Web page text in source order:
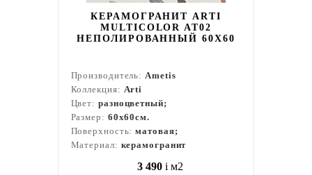
КЕРАМОГРАНИТ ARTI
MULTICOLOR AT02
НЕПОЛИРОВАННЫЙ 60X60
Производитель:Ametis
Коллекция: Arti
Цвет: разноцветный;
Размер: 60x60см.
Поверхность:матовая;
Материал: керамогранит
3 490 i м2